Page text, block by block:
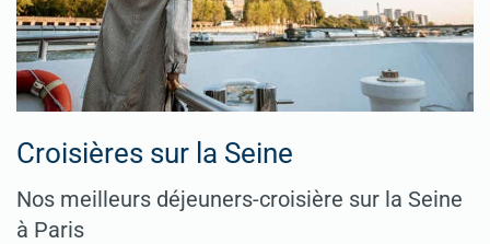
Croisières sur la Seine
Nos meilleurs déjeuners-croisière sur la Seine
à Paris